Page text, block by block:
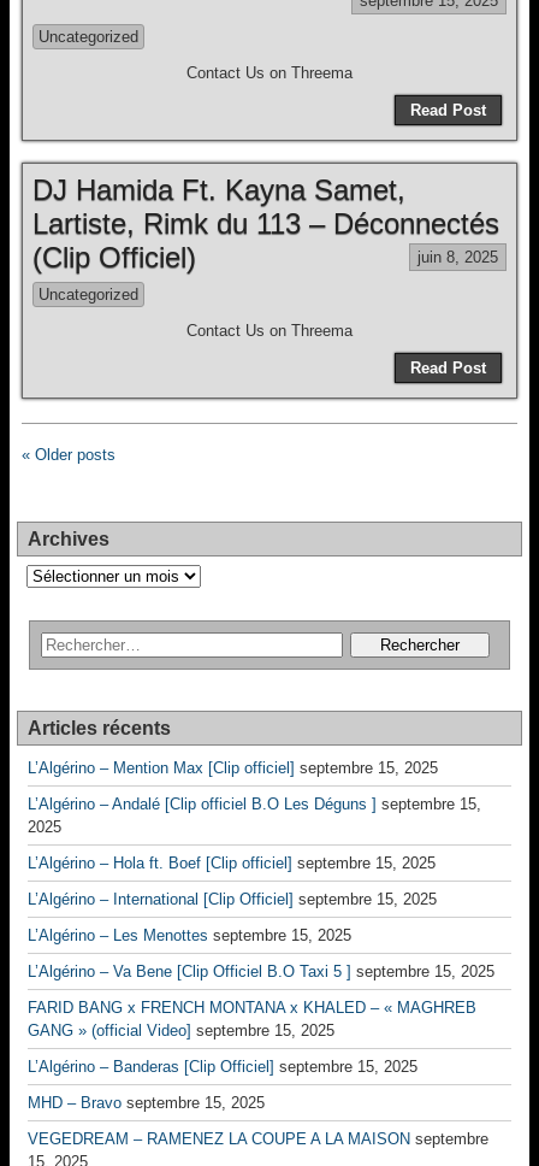
Uncategorized
Contact Us on Threema
Read Post
DJ Hamida Ft. Kayna Samet,
Lartiste, Rimk du 113 – Déconnectés
(Clip Officiel)
juin 8, 2025
Uncategorized
Contact Us on Threema
Read Post
« Older posts
Archives
Archives
Articles récents
L’Algérino – Mention Max [Clip officiel] septembre 15, 2025
L’Algérino – Andalé [Clip officiel B.O Les Déguns ] septembre 15,
2025
L’Algérino – Hola ft. Boef [Clip officiel] septembre 15, 2025
L’Algérino – International [Clip Officiel] septembre 15, 2025
L’Algérino – Les Menottes septembre 15, 2025
L’Algérino – Va Bene [Clip Officiel B.O Taxi 5 ] septembre 15, 2025
FARID BANG x FRENCH MONTANA x KHALED – « MAGHREB
GANG » (official Video] septembre 15, 2025
L’Algérino – Banderas [Clip Officiel] septembre 15, 2025
MHD – Bravo septembre 15, 2025
VEGEDREAM – RAMENEZ LA COUPE A LA MAISON septembre
15, 2025